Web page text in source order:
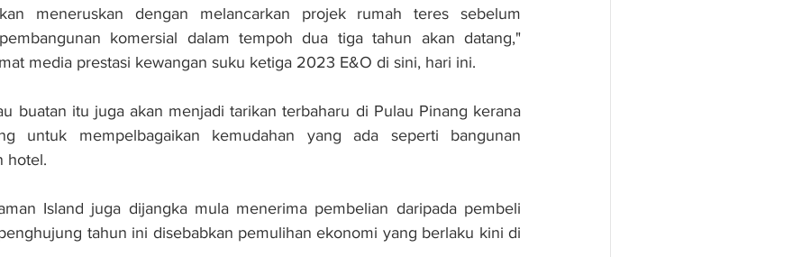
meneruskan dengan melancarkan projek rumah teres sebelum
komersial dalam tempoh dua tiga tahun akan datang,"
media prestasi kewangan suku ketiga 2023 E&O di sini, hari ini.
buatan itu juga akan menjadi tarikan terbaharu di Pulau Pinang kerana
untuk mempelbagaikan kemudahan yang ada seperti bangunan
hotel.
Island juga dijangka mula menerima pembelian daripada pembeli
tahun ini disebabkan pemulihan ekonomi yang berlaku kini di